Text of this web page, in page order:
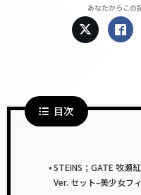
あなたからこの
目次
STEINS；GATE 牧瀬
Ver. セット–美少女フ